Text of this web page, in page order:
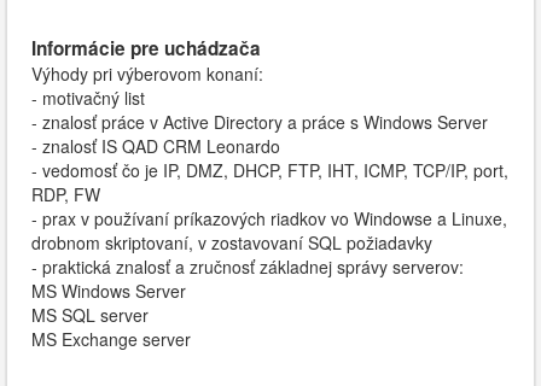
Informácie pre uchádzača
Výhody pri výberovom konaní:
- motivačný list
- znalosť práce v Active Directory a práce s Windows Server
- znalosť IS QAD CRM Leonardo
- vedomosť čo je IP, DMZ, DHCP, FTP, IHT, ICMP, TCP/IP, port,
RDP, FW
- prax v používaní príkazových riadkov vo Windowse a Linuxe,
drobnom skriptovaní, v zostavovaní SQL požiadavky
- praktická znalosť a zručnosť základnej správy serverov:
MS Windows Server
MS SQL server
MS Exchange server